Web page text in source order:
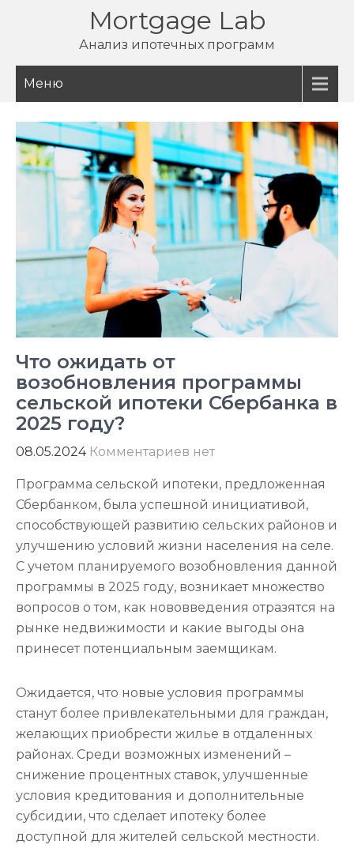
содержимому
Mortgage Lab
Анализ ипотечных программ
Меню
Что ожидать от
возобновления программы
сельской ипотеки Сбербанка в
2025 году?
08.05.2024 Комментариев нет
Программа сельской ипотеки, предложенная
Сбербанком, была успешной инициативой,
способствующей развитию сельских районов и
улучшению условий жизни населения на селе.
С учетом планируемого возобновления данной
программы в 2025 году, возникает множество
вопросов о том, как нововведения отразятся на
рынке недвижимости и какие выгоды она
принесет потенциальным заемщикам.
Ожидается, что новые условия программы
станут более привлекательными для граждан,
желающих приобрести жилье в отдаленных
районах. Среди возможных изменений –
снижение процентных ставок, улучшенные
условия кредитования и дополнительные
субсидии, что сделает ипотеку более
доступной для жителей сельской местности.